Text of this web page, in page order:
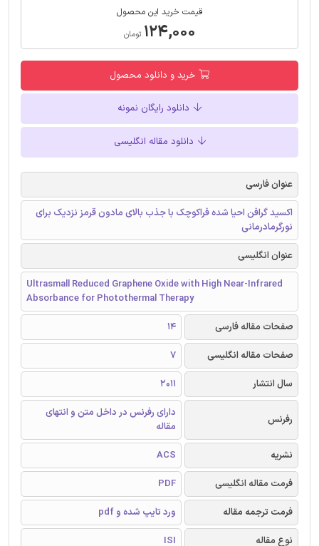
قیمت خرید این محصول
۱۲۴,۰۰۰ تومان
خرید و دانلود محصول
دانلود رایگان نمونه
دانلود مقاله انگلیسی
عنوان فارسی
اکسید گرافن احیا شده فراکوچک با جذب بالای مادون قرمز نزدیک برای
نورگرمادرمانی
عنوان انگلیسی
Ultrasmall Reduced Graphene Oxide with High Near-Infrared
Absorbance for Photothermal Therapy
صفحات مقاله فارسی
14
صفحات مقاله انگلیسی
7
سال انتشار
2011
رفرنس
دارای رفرنس در داخل متن و انتهای
مقاله
نشریه
ACS
فرمت مقاله انگلیسی
PDF
فرمت ترجمه مقاله
ورد تایپ شده و pdf
نوع مقاله
ISI